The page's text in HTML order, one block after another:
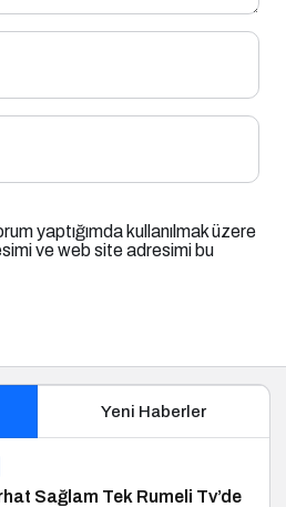
yaptığımda kullanılmak üzere
ve web site adresimi bu
Yeni Haberler
Sağlam Tek Rumeli Tv’de